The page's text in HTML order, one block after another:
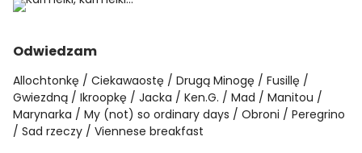
Odwiedzam
Allochtonkę Ciekawaostę Drugą Minogę
Fusillę
Gwiezdną
Ikroopkę Jacka Ken.G. Mad
Manitou
Marynarka
My (not) so ordinary days Obroni
Peregrino
Sad rzeczy
Viennese breakfast